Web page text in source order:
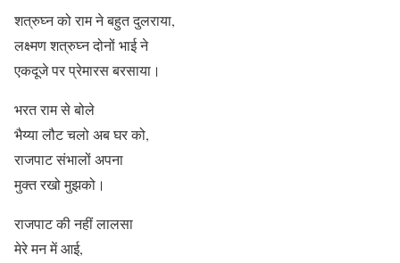
शत्रुघ्न को राम ने बहुत दुलराया,
लक्ष्मण शत्रुघ्न दोनों भाई ने
एकदूजे पर प्रेमारस बरसाया।
भरत राम से बोले
भैय्या लौट चलो अब घर को,
राजपाट संभालों अपना
मुक्त रखो मुझको।
राजपाट की नहीं लालसा
मेरे मन में आई,